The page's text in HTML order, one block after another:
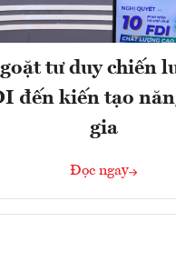
tư duy chiến
đến kiến tạo
gia
Đọc ngay